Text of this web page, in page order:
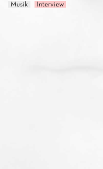
Musik
Interview